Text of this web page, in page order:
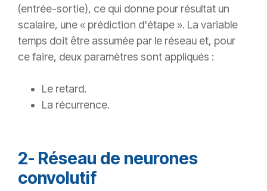
(entrée-sortie), ce qui donne pour résultat un
scalaire, une « prédiction d'étape ». La variable
temps doit être assumée par le réseau et, pour
ce faire, deux paramètres sont appliqués :
Le retard.
La récurrence.
2- Réseau de neurones
convolutif